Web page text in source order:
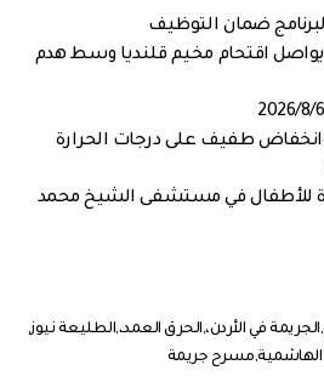
ضمان التوظيف
يواصل اقتحام مخيم قلنديا وسط هدم
وانخفاض طفيف على درجات الحرارة
للأطفال في مستشفى الشيخ محمد
الجريمة في الأردن، الحرق العمد،الطليعة نيوز
مسرح جريمة